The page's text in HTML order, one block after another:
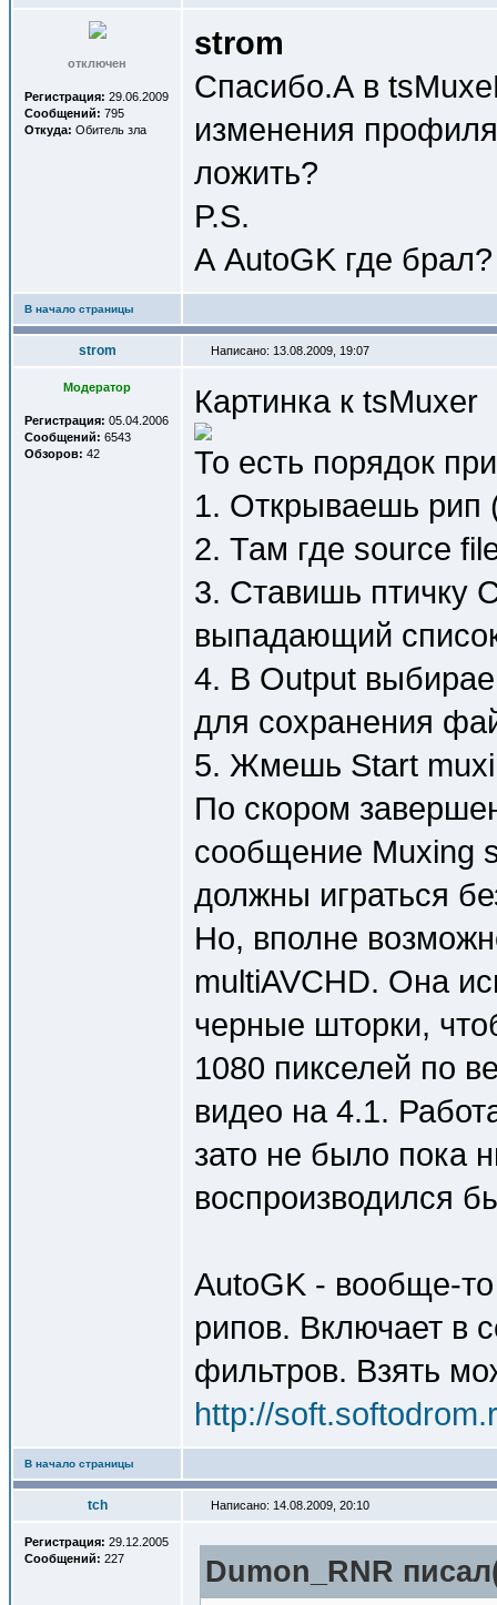
отключен
Регистрация: 29.06.2009
Сообщений: 795
Откуда: Обитель зла
strom
Спасибо.А в
изменения
ложить?
P.S.
А AutoGK где брал?
В начало страницы
strom Написано: 13.08.2009, 19:07
Модератор
Регистрация: 05.04.2006
Сообщений: 6543
Обзоров: 42
Картинка к tsMuxer
То есть порядок
1. Открываешь рип
2. Там где source
3. Ставишь птичку
выпадающий
4. В Output
для сохранения
5. Жмешь Start
По скором
сообщение Muxing
должны играться
Но, вполне
multiAVCHD. Она
черные шторки,
1080 пикселей по
видео на 4.1.
зато не было пока
воспроизводился
AutoGK - вообще-
рипов. Включает в
фильтров. Взять
http://
В начало страницы
tch Написано: 14.08.2009, 20:10
Регистрация: 29.12.2005
Сообщений: 227 Dumon_RNR